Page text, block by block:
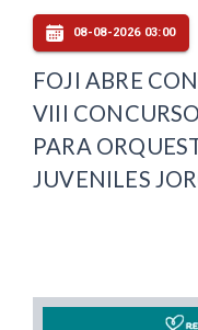
08-08-2026 03:00
FOJI ABRE
VIII
PARA
JUVENILES